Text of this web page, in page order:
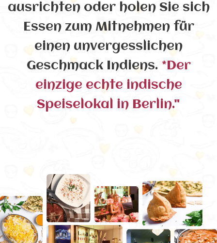
ausrichten oder holen Sie sich
Essen zum Mitnehmen für
einen unvergesslichen
Geschmack Indiens. *Der
einzige echte indische
Speiselokal in Berlin."